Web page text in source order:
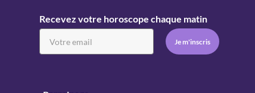
Recevez votre horoscope chaque matin